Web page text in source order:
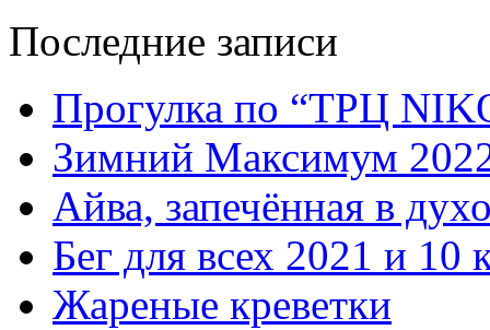
Последние записи
Прогулка по “ТРЦ
Зимний Максимум
Айва, запечённая в
Бег для всех 2021 и 10
Жареные креветки